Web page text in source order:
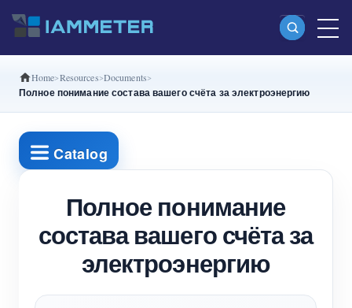
Продукты
(WEM3080)
Трехфазный Wi-Fi-счетчик энергии
(WEM3080T)
Трехфазный Wi-Fi-счетчик энергии
(WEM3046T)
Home Resources Documents
Полное понимание состава вашего счёта за электроэнергию
Catalog
Полное понимание
состава вашего счёта за
электроэнергию